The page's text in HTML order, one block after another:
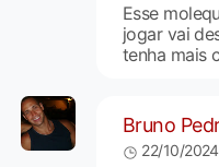
Esse
jogar vai
tenha mais
Bruno
22/10/